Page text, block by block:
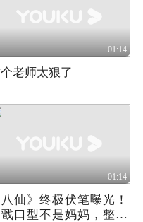
01:14
老师太狠了
01:14
八仙》终极伏笔曝光！
口型不是妈妈，整场